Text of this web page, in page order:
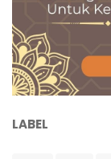
LABEL